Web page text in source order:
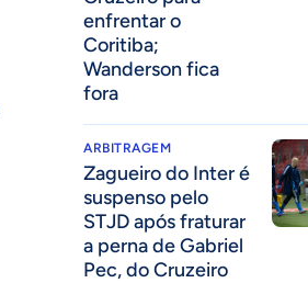
enfrentar o
Coritiba;
Wanderson fica
fora
ARBITRAGEM
Zagueiro do Inter é
suspenso pelo
STJD após fraturar
a perna de Gabriel
Pec, do Cruzeiro